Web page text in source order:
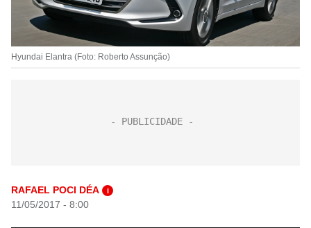
Hyundai Elantra (Foto: Roberto Assunção)
RAFAEL POCI DÉA i
11/05/2017 - 8:00